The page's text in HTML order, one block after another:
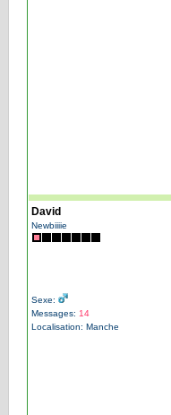
David
Newbiiiie
Sexe:
Messages: 14
Localisation: Manche